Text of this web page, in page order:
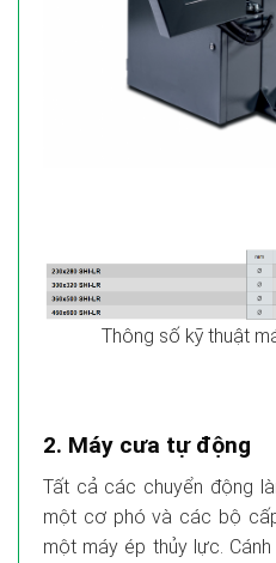
Thông số kỹ thuật
2. Máy cưa tự động
Tất cả các chuyển động
một cơ phó và các bộ
một máy ép thủy lực.